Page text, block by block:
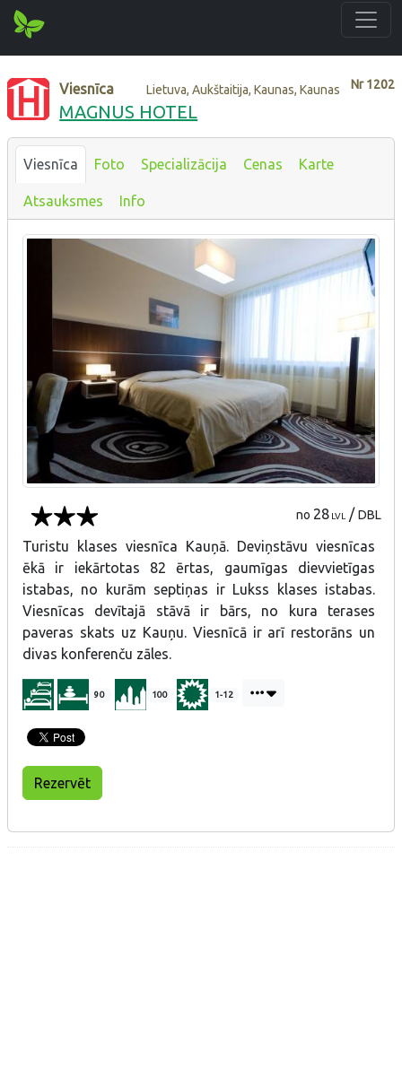
Nr1202
Viesnīca Lietuva, Aukštaitija, Kaunas, Kaunas
MAGNUS HOTEL
Viesnīca Foto Specializācija Cenas Karte
Atsauksmes Info
no 28 LVL /DBL
Turistu klases viesnīca Kauņā. Deviņstāvu viesnīcas
ēkā ir iekārtotas 82 ērtas, gaumīgas dievvietīgas
istabas, no kurām septiņas ir Lukss klases istabas.
Viesnīcas devītajā stāvā ir bārs, no kura terases
paveras skats uz Kauņu. Viesnīcā ir arī restorāns un
divas konferenču zāles.
90 100 1-12
Rezervēt